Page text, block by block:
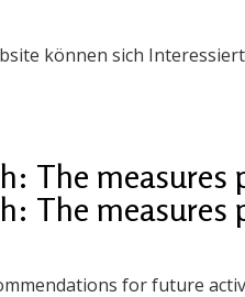
können sich
The
The
for future